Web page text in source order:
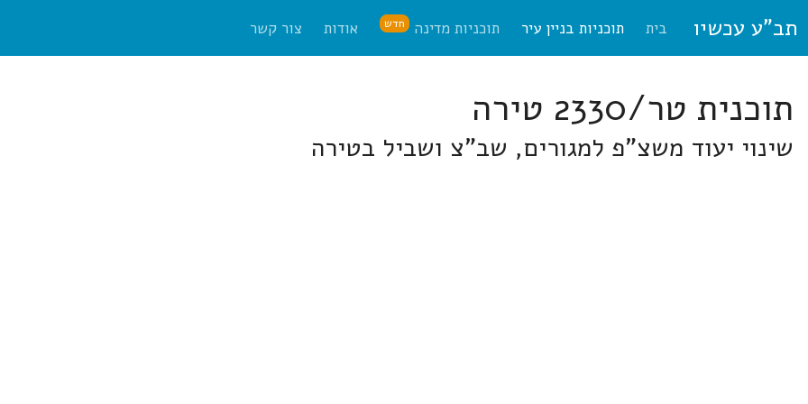
תב"ע עכשיו בית תוכניות בניין עיר תוכניות מדינה חדש אודות צור קשר
תוכנית טר/2330 טירה
שינוי יעוד משצ"פ למגורים, שב"צ ושביל בטירה